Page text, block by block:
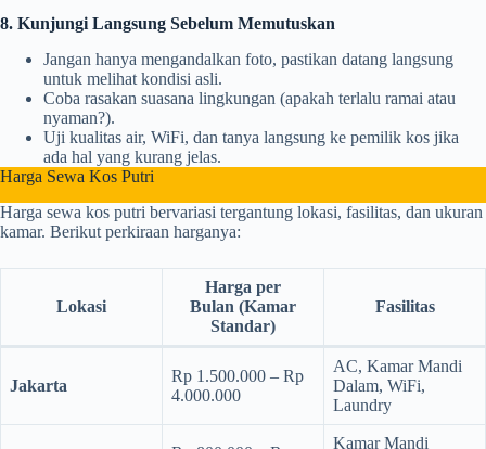
8. Kunjungi Langsung Sebelum Memutuskan
Jangan hanya mengandalkan foto, pastikan datang langsung
untuk melihat kondisi asli.
Coba rasakan suasana lingkungan (apakah terlalu ramai atau
nyaman?).
Uji kualitas air, WiFi, dan tanya langsung ke pemilik kos jika
ada hal yang kurang jelas.
Harga Sewa Kos Putri
Harga sewa kos putri bervariasi tergantung lokasi, fasilitas, dan ukuran
kamar. Berikut perkiraan harganya:
Lokasi
Harga per
Bulan (Kamar
Standar)
Fasilitas
Jakarta
Rp 1.500.000 – Rp
4.000.000
AC, Kamar Mandi
Dalam, WiFi,
Laundry
Kamar Mandi